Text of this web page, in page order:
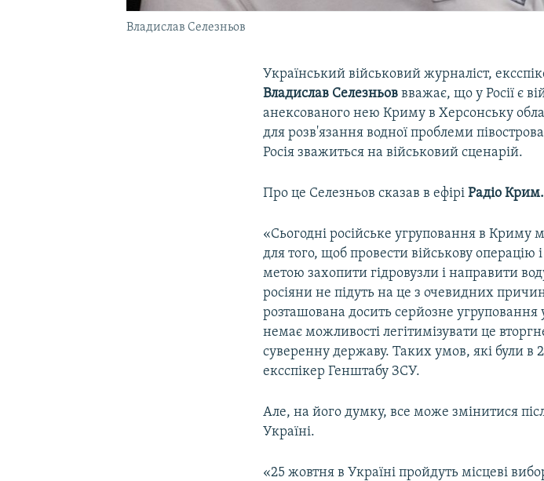
Владислав Селезньов
Український військовий журналіст,
Владислав Селезньов вважає, що у Росії є
анексованого нею Криму в Херсонську
для розв'язання водної проблеми
Росія зважиться на військовий сценарій.
Про це Селезньов сказав в ефіріРадіо
«Сьогодні російське угруповання в Криму
для того, щоб провести військову операцію
метою захопити гідровузли і направити
росіяни не підуть на це з очевидних
розташована досить серйозне угруповання
немає можливості легітимізувати це
суверенну державу. Таких умов, які були в
ексспікер Генштабу ЗСУ.
Але, на його думку, все може змінитися
Україні.
«25 жовтня в Україні пройдуть місцеві